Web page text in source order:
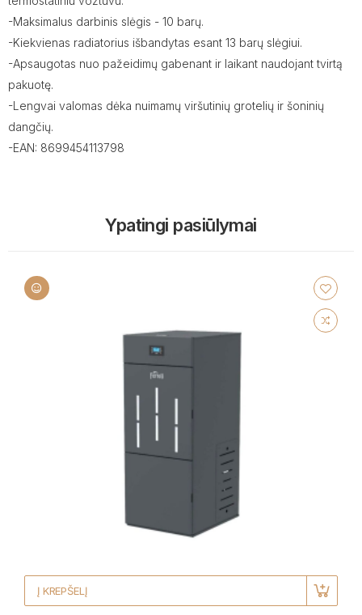
-Maksimalus darbinis slėgis - 10 barų.
-Kiekvienas radiatorius išbandytas esant 13 barų slėgiui.
-Apsaugotas nuo pažeidimų gabenant ir laikant naudojant tvirtą
pakuotę.
-Lengvai valomas dėka nuimamų viršutinių grotelių ir šoninių
dangčių.
-EAN: 8699454113798
Ypatingi pasiūlymai
Į KREPŠELĮ